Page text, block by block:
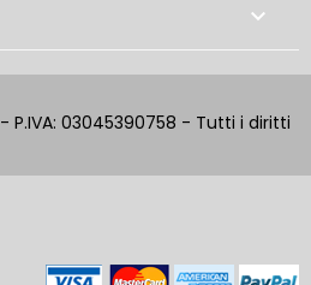

- P.IVA: 03045390758 - Tutti i diritti